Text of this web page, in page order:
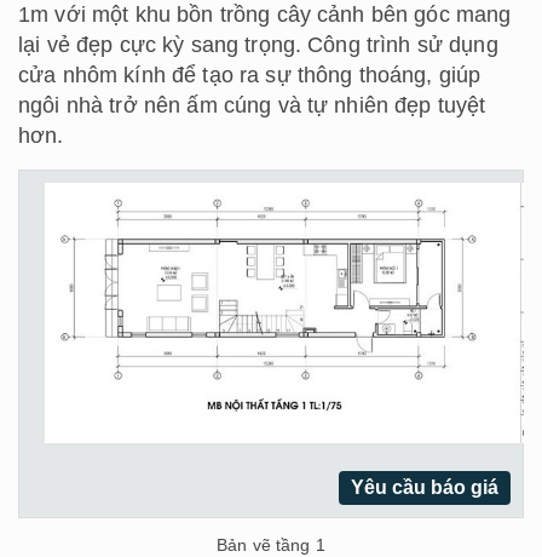
1m với một khu bồn trồng cây cảnh bên góc mang
lại vẻ đẹp cực kỳ sang trọng. Công trình sử dụng
cửa nhôm kính để tạo ra sự thông thoáng, giúp
ngôi nhà trở nên ấm cúng và tự nhiên đẹp tuyệt
hơn.
Yêu cầu báo giá
Bản vẽ tầng 1